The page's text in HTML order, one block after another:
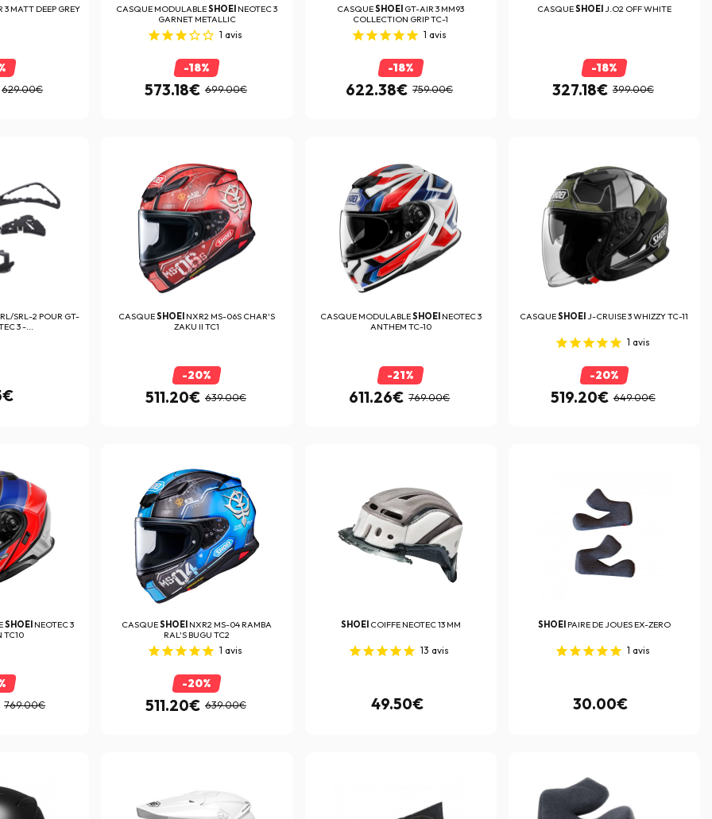
3 MATT DEEP GREY
629.00€
CASQUE MODULABLESHOEI NEOTEC 3
GARNET METALLIC
1 avis
-18%
573.18€ 699.00€
CASQUESHOEI GT-AIR 3 MM93
COLLECTION GRIP TC-1
1 avis
-18%
622.38€ 759.00€
CASQUESHOEI J.O2 OFF WHITE
-18%
327.18€ 399.00€
SRL-2 POUR GT-
3 -...
CASQUESHOEI NXR2 MS-06S CHAR'S
ZAKU II TC1
-20%
511.20€ 639.00€
CASQUE MODULABLESHOEI NEOTEC 3
ANTHEM TC-10
-21%
611.26€ 769.00€
CASQUESHOEI J-CRUISE 3 WHIZZY TC-11
1 avis
-20%
519.20€ 649.00€
SHOEI NEOTEC 3
TC10
769.00€
CASQUESHOEI NXR2 MS-04 RAMBA
RAL'S BUGU TC2
1 avis
-20%
511.20€ 639.00€
SHOEI COIFFE NEOTEC 13 MM
13 avis
49.50€
SHOEI PAIRE DE JOUES EX-ZERO
1 avis
30.00€